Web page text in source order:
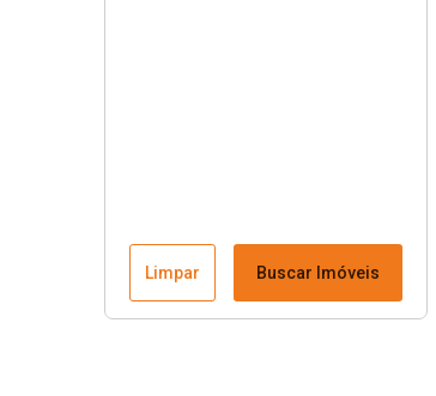
Limpar Buscar Imóveis